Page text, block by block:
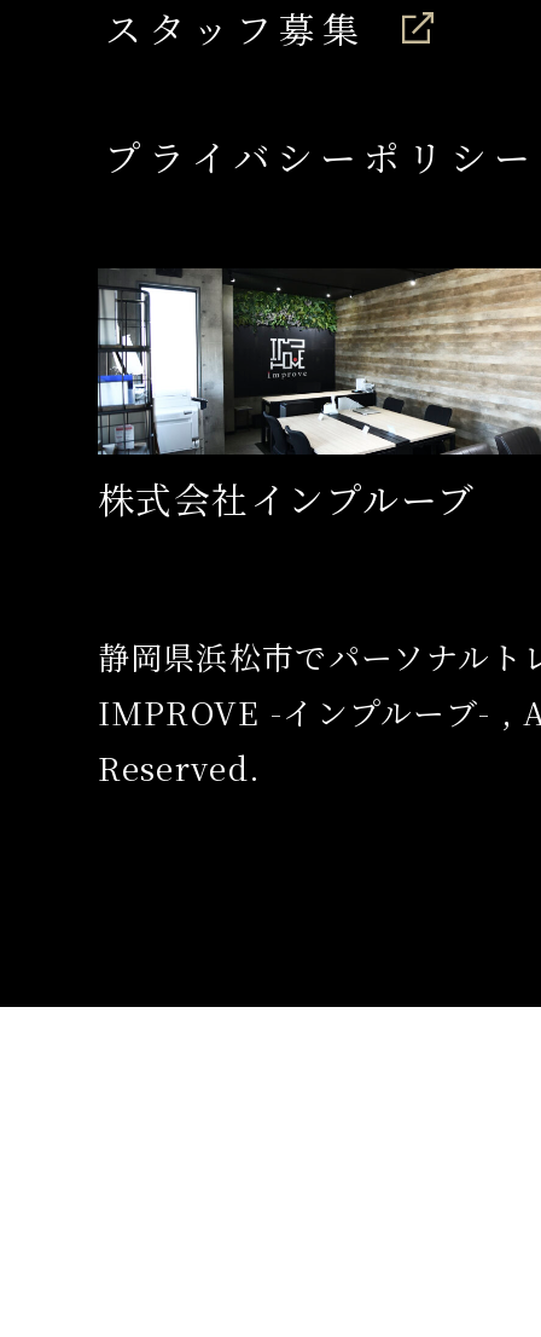
スタッフ募集
プライバシーポリシー
株式会社インプルーブ
静岡県浜松市でパーソナルト
IMPROVE -インプルーブ-
Reserved.